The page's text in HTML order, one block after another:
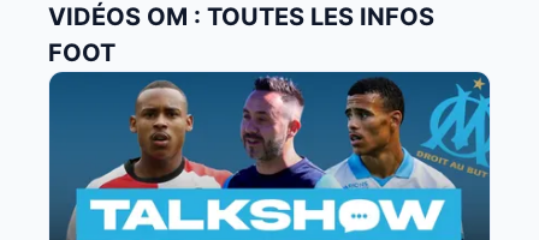
VIDÉOS OM : TOUTES LES INFOS
FOOT